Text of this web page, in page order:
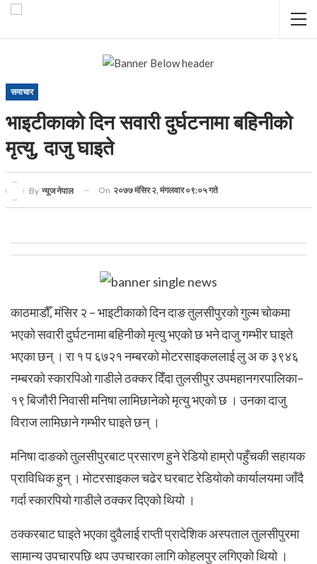
समाचार
भाइटीकाको दिन सवारी दुर्घटनामा बहिनीको
मृत्यु, दाजु घाइते
By न्यूज नेपाल On २०७७ मंसिर २, मंगलवार ०९:०५ गते
काठमाडौँ, मंसिर २ – भाइटीकाको दिन दाङ तुलसीपुरको गुल्म चोकमा
भएको सवारी दुर्घटनामा बहिनीको मृत्यु भएको छ भने दाजु गम्भीर घाइते
भएका छन् । रा १ प ६७२१ नम्बरको मोटरसाइकललाई लु अ क ३९४६
नम्बरको स्कारपिओ गाडीले ठक्कर दिँदा तुलसीपुर उपमहानगरपालिका–
१९ बिजौरी निवासी मनिषा लामिछानेको मृत्यु भएको छ । उनका दाजु
विराज लामिछाने गम्भीर घाइते छन् ।
मनिषा दाङको तुलसीपुरबाट प्रसारण हुने रेडियो हाम्रो पहुँचकी सहायक
प्राविधिक हुन् । मोटरसाइकल चढेर घरबाट रेडियोको कार्यालयमा जाँदै
गर्दा स्कारपियो गाडीले ठक्कर दिएको थियो ।
ठक्करबाट घाइते भएका दुवैलाई राप्ती प्रादेशिक अस्पताल तुलसीपुरमा
सामान्य उपचारपछि थप उपचारका लागि कोहलपुर लगिएको थियो ।